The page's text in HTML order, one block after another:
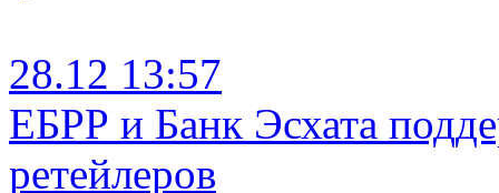
28.12 13:57
ЕБРР и Банк Эсхата
ретейлеров